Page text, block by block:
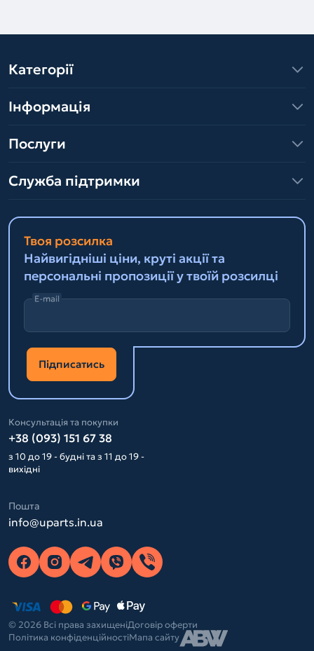
Категорії
Інформація
Послуги
Служба підтримки
Твоя розсилка
Найвигідніші ціни, круті акції та
персональні пропозиції у твоїй розсилці
E-mail
Підписатись
Консультація та покупки
+38 (093) 151 67 38
з 10 до 19 - будні та з 11 до 19 -
вихідні
Пошта
info@uparts.in.ua
© 2026 Всі права захищеніДоговір оферти
Політика конфіденційностіМапа сайту